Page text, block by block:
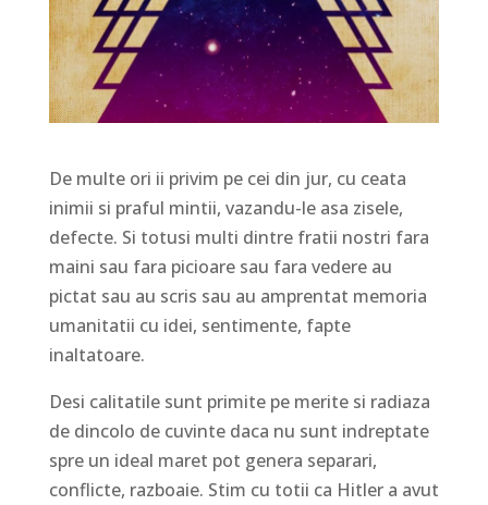
De multe ori ii privim pe cei din jur, cu ceata
inimii si praful mintii, vazandu-le asa zisele,
defecte. Si totusi multi dintre fratii nostri fara
maini sau fara picioare sau fara vedere au
pictat sau au scris sau au amprentat memoria
umanitatii cu idei, sentimente, fapte
inaltatoare.
Desi calitatile sunt primite pe merite si radiaza
de dincolo de cuvinte daca nu sunt indreptate
spre un ideal maret pot genera separari,
conflicte, razboaie. Stim cu totii ca Hitler a avut